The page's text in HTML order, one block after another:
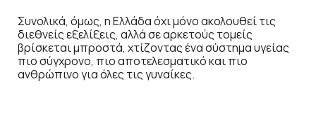
Συνολικά, όμως, η Ελλάδα όχι μόνο ακολουθεί τις
διεθνείς εξελίξεις, αλλά σε αρκετούς τομείς
βρίσκεται μπροστά, χτίζοντας ένα σύστημα υγείας
πιο σύγχρονο, πιο αποτελεσματικό και πιο
ανθρώπινο για όλες τις γυναίκες.